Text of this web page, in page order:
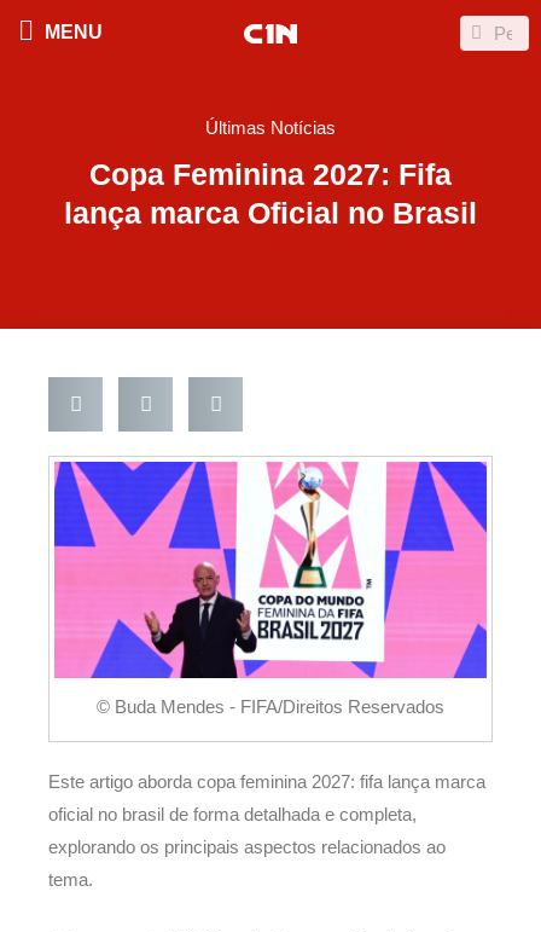
para
MENU Search
Search
Últimas Notícias
Copa Feminina 2027: Fifa
lança marca Oficial no Brasil
© Buda Mendes - FIFA/Direitos Reservados
Este artigo aborda copa feminina 2027: fifa lança marca
oficial no brasil de forma detalhada e completa,
explorando os principais aspectos relacionados ao
tema.